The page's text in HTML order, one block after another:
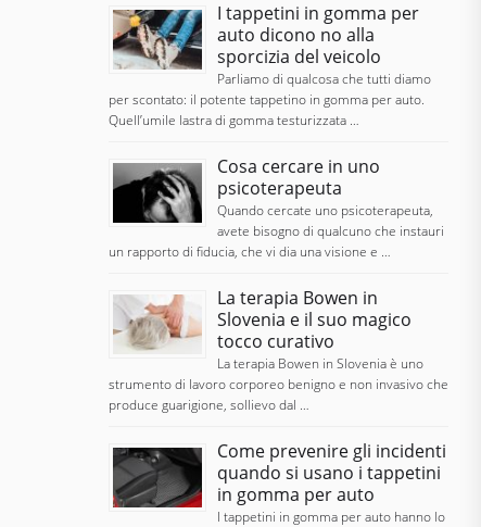
I tappetini in gomma per
auto dicono no alla
sporcizia del veicolo
Parliamo di qualcosa che tutti diamo
per scontato: il potente tappetino in gomma per auto.
Quell’umile lastra di gomma testurizzata …
Cosa cercare in uno
psicoterapeuta
Quando cercate uno psicoterapeuta,
avete bisogno di qualcuno che instauri
un rapporto di fiducia, che vi dia una visione e …
La terapia Bowen in
Slovenia e il suo magico
tocco curativo
La terapia Bowen in Slovenia è uno
strumento di lavoro corporeo benigno e non invasivo che
produce guarigione, sollievo dal …
Come prevenire gli incidenti
quando si usano i tappetini
in gomma per auto
I tappetini in gomma per auto hanno lo